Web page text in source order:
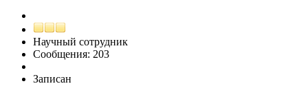
Научный сотрудник
Сообщения: 203
Записан